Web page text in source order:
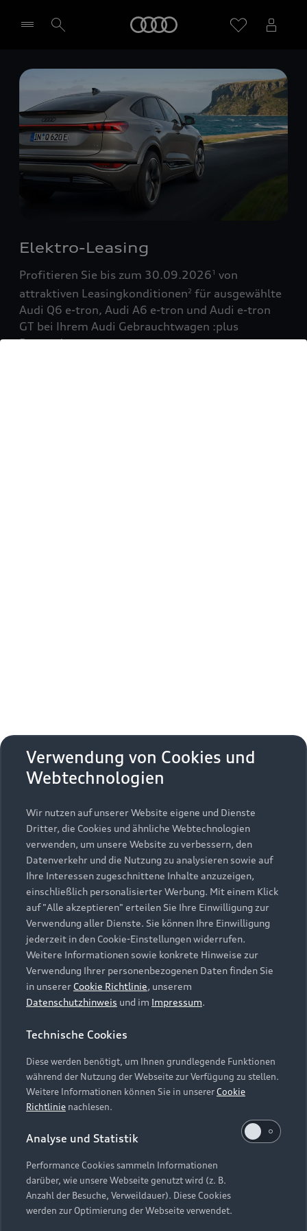
Händler wählen
Elektro-Leasing
Profitieren Sie bis zum 30.09.20261 von
attraktiven Leasingkonditionen2 für ausgewählte
Audi Q6 e-tron, Audi A6 e-tron und Audi e-tron
GT bei Ihrem Audi Gebrauchtwagen :plus
Partner!
Zurück nach oben
Modelle
Alle Modelle
Modelle vergleichen
Elektromodelle
Plug-in-Hybride
Kaufen & leasen
Neuwagensuche
Gebrauchtwagensuche
Gebrauchtwagen
Finanzierung
Aktionen & Angebote
Geschäftskunden
Service & Zubehör
Saisonale Angebote
Audi Services
Garantie
Audi digital services
myAudi
Support
Kundenservice
Händlersuche
Audi Code
Online-Terminvereinbarung
Servicekontakt
Vertrag widerrufen
Über Audi
Unternehmen
Karriere
Investor Relations
Presse & Media Center
Datenschutz
Audi erleben
Newsletter
Impressum Rechtliches
Hinweisgebersystem
Datenschutzinformation
Cookie-Einstellungen
Cookie-Richtlinie
Barrierefreiheit
Hinweis: Die aktuelle Darstellung und Anordnung der
Embleme am Fahrzeug bei allen Abbildungen auf dieser
Webseite kann abweichen.
Verwendung von Cookies und
Webtechnologien
Wir nutzen auf unserer Website eigene und Dienste
Dritter, die Cookies und ähnliche Webtechnologien
verwenden, um unsere Website zu verbessern, den
Datenverkehr und die Nutzung zu analysieren sowie auf
Ihre Interessen zugeschnittene Inhalte anzuzeigen,
einschließlich personalisierter Werbung. Mit einem Klick
auf "Alle akzeptieren" erteilen Sie Ihre Einwilligung zur
Verwendung aller Dienste. Sie können Ihre Einwilligung
jederzeit in den Cookie-Einstellungen widerrufen.
Weitere Informationen sowie konkrete Hinweise zur
Verwendung Ihrer personenbezogenen Daten finden Sie
in unserer Cookie Richtlinie, unserem
Datenschutzhinweis und im Impressum.
Technische Cookies
Diese werden benötigt, um Ihnen grundlegende Funktionen
während der Nutzung der Webseite zur Verfügung zu stellen.
Weitere Informationen können Sie in unsererCookie
Richtlinie nachlesen.
Analyse und Statistik
Performance Cookies sammeln Informationen
darüber, wie unsere Webseite genutzt wird (z. B.
Anzahl der Besuche, Verweildauer). Diese Cookies
werden zur Optimierung der Webseite verwendet.